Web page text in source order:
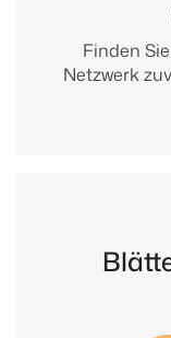
Finden
Netzwerk